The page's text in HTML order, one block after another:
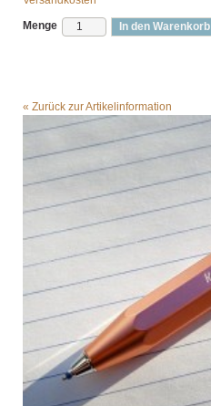
Menge
In den Warenkorb
« Zurück zur Artikelinformation